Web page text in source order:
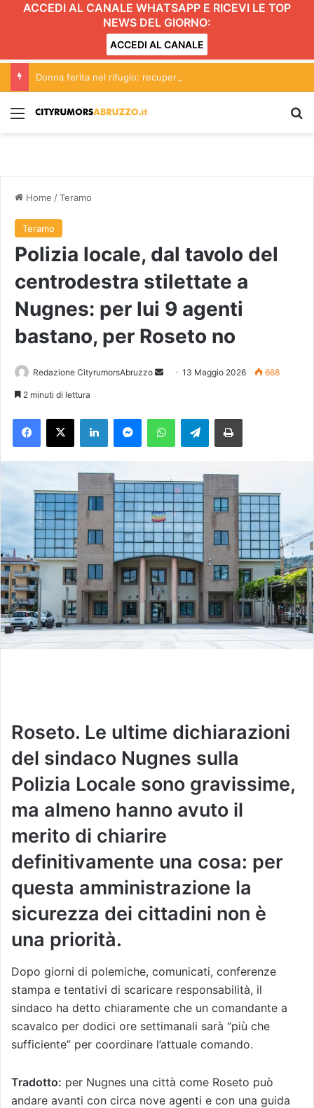
ACCEDI AL CANALE WHATSAPP E RICEVI LE TOP
NEWS DEL GIORNO:
ACCEDI AL CANALE
Donna ferita nel rifugio: recuperata dal soccorso alpino
Menu
Home /Teramo
Teramo
Polizia locale, dal tavolo del
centrodestra stilettate a
Nugnes: per lui 9 agenti
bastano, per Roseto no
Redazione CityrumorsAbruzzo
a
'
m
a
i
l
13 Maggio 2026 668
2 minuti di lettura
Telegram
Roseto. Le ultime dichiarazioni
del sindaco Nugnes sulla
Polizia Locale sono gravissime,
ma almeno hanno avuto il
merito di chiarire
definitivamente una cosa: per
questa amministrazione la
sicurezza dei cittadini non è
una priorità.
Dopo giorni di polemiche, comunicati, conferenze
stampa e tentativi di scaricare responsabilità, il
sindaco ha detto chiaramente che un comandante a
scavalco per dodici ore settimanali sarà “più che
sufficiente” per coordinare l’attuale comando.
Tradotto: per Nugnes una città come Roseto può
andare avanti con circa nove agenti e con una guida